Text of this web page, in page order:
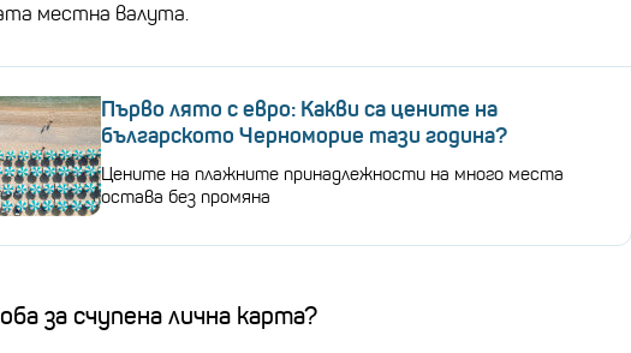
местна валута.
Първо лято с евро: Какви са цените на
българското Черноморие тази година?
Цените на плажните принадлежности на много места
остава без промяна
за счупена лична карта?